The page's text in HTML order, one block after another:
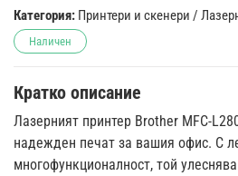
Категория: Принтери и скенери /
Наличен
Кратко описание
Лазерният принтер Brother MFC-
надежден печат за вашия офис. С
многофункционалност, той